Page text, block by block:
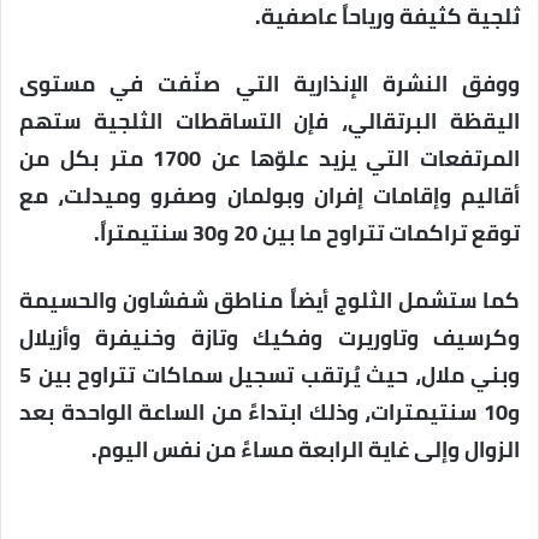
ثلجية كثيفة ورياحاً عاصفية.
ووفق النشرة الإنذارية التي صنّفت في مستوى
اليقظة البرتقالي، فإن التساقطات الثلجية ستهم
المرتفعات التي يزيد علوّها عن 1700 متر بكل من
أقاليم وإقامات إفران وبولمان وصفرو وميدلت، مع
توقع تراكمات تتراوح ما بين 20 و30 سنتيمتراً.
كما ستشمل الثلوج أيضاً مناطق شفشاون والحسيمة
وكرسيف وتاوريرت وفكيك وتازة وخنيفرة وأزيلال
وبني ملال، حيث يُرتقب تسجيل سماكات تتراوح بين 5
و10 سنتيمترات، وذلك ابتداءً من الساعة الواحدة بعد
الزوال وإلى غاية الرابعة مساءً من نفس اليوم.